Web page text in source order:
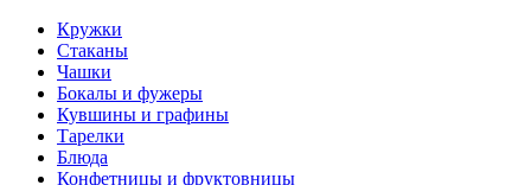
Кружки
Стаканы
Чашки
Бокалы и фужеры
Кувшины и графины
Тарелки
Блюда
Конфетницы и фруктовницы